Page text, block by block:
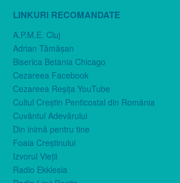
LINKURI RECOMANDATE
A.P.M.E. Cluj
Adrian Tămăşan
Biserica Betania Chicago
Cezareea Facebook
Cezareea Reşiţa YouTube
Cultul Creştin Penticostal din România
Cuvântul Adevărului
Din inimă pentru tine
Foaia Creştinului
Izvorul Vieţii
Radio Ekklesia